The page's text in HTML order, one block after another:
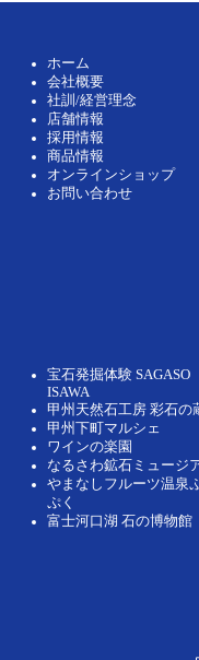
ホーム
会社概要
社訓/経営理念
店舗情報
採用情報
商品情報
オンラインショップ
お問い合わせ
宝石発掘体験 SAGASO
ISAWA
甲州天然石工房 彩石の
甲州下町マルシェ
ワインの楽園
なるさわ鉱石ミュージ
やまなしフルーツ温泉
ぷく
富士河口湖 石の博物館